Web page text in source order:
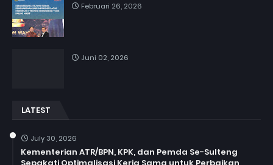
Februari 26, 2026
Juni 02, 2026
LATEST
July 30, 2026
Kementerian ATR/BPN, KPK, dan Pemda Se-Sulteng